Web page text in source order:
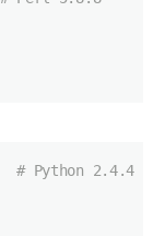
# Python 2.4.4